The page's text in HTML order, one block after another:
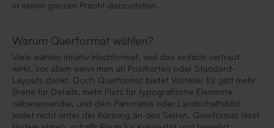
in seiner ganzen Pracht darzustellen.
Warum Querformat wählen?
Viele wählen intuitiv Hochformat, weil das einfach vertraut
wirkt, vor allem wenn man an Postkarten oder Standard-
Layouts denkt. Doch Querformat bietet Vorteile: Es gibt mehr
Breite für Details, mehr Platz für typografische Elemente
nebeneinander, und dein Panorama oder Landschaftsbild
leidet nicht unter der Kürzung an den Seiten. Querformat lässt